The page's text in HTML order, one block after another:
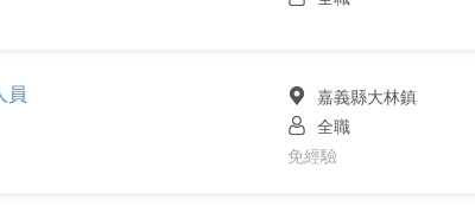
員
嘉義縣大林鎮
全職
免經驗